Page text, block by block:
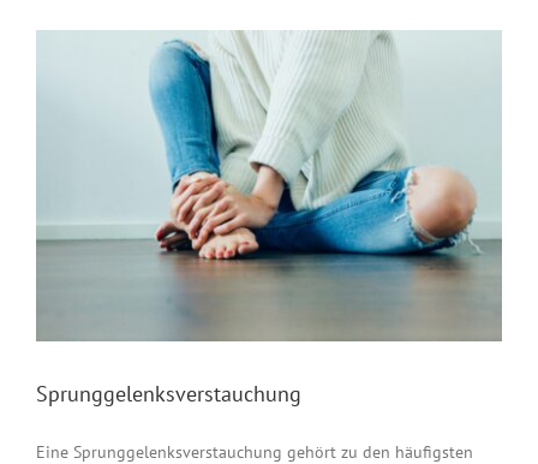
Sprunggelenksverstauchung
Eine Sprunggelenksverstauchung gehört zu den häufigsten